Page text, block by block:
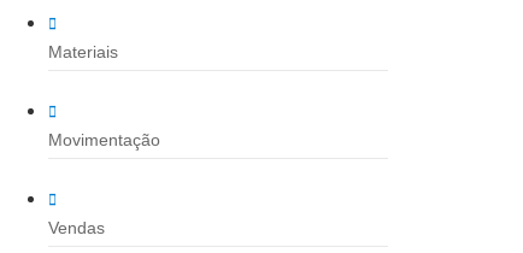
Materiais
Movimentação
Vendas